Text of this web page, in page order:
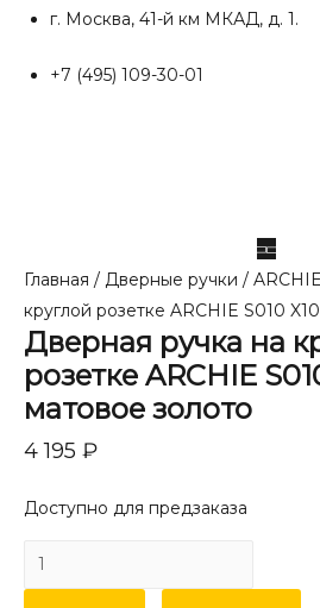
г. Москва, 41-й км МКАД, д. 1.
+7 (495) 109-30-01
Главная / Дверные ручки / ARCHIE
круглой розетке ARCHIE S010
Дверная ручка на
розетке ARCHIE
матовое золото
4 195 ₽
Доступно для предзаказа
Количество
товара